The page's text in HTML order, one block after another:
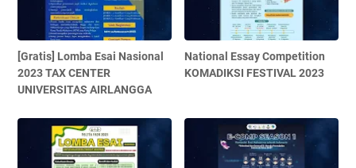
[Gratis] Lomba Esai Nasional
2023 TAX CENTER
UNIVERSITAS AIRLANGGA
National Essay Competition
KOMADIKSI FESTIVAL 2023